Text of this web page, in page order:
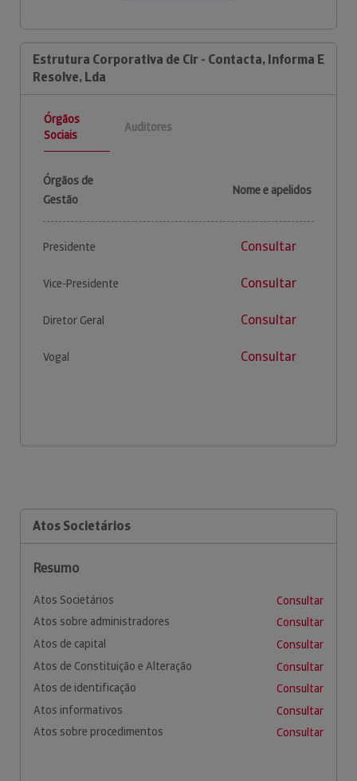
Estrutura Corporativa de Cir - Contacta, Informa E
Resolve, Lda
Órgãos
Sociais
Auditores
Órgãos de
Gestão
Nome e apelidos
Presidente Consultar
Vice-Presidente Consultar
Diretor Geral Consultar
Vogal Consultar
Atos Societários
Resumo
Atos Societários
Consultar
Atos sobre administradores
Consultar
Atos de capital
Consultar
Atos de Constituição e Alteração
Consultar
Atos de identificação
Consultar
Atos informativos
Consultar
Atos sobre procedimentos
Consultar